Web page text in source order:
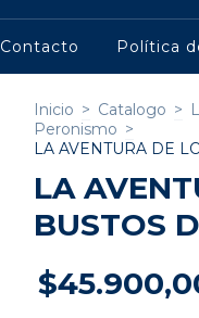
Contacto Política
Inicio > Catalogo >
Peronismo >
LA AVENTURA DE
LA
BUSTOS